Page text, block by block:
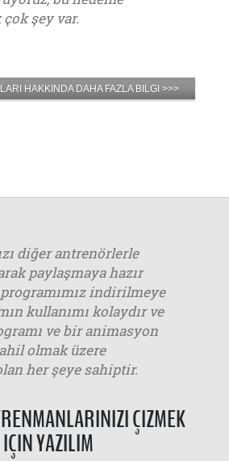
şey var.
HAKKINDA DAHA FAZLA BILGI >>>
diğer antrenörlerle
paylaşmaya hazır
indirilmeye
kullanımı kolaydır ve
ve bir animasyon
olmak üzere
her şeye sahiptir.
ÇIZMEK
IÇIN YAZILIM